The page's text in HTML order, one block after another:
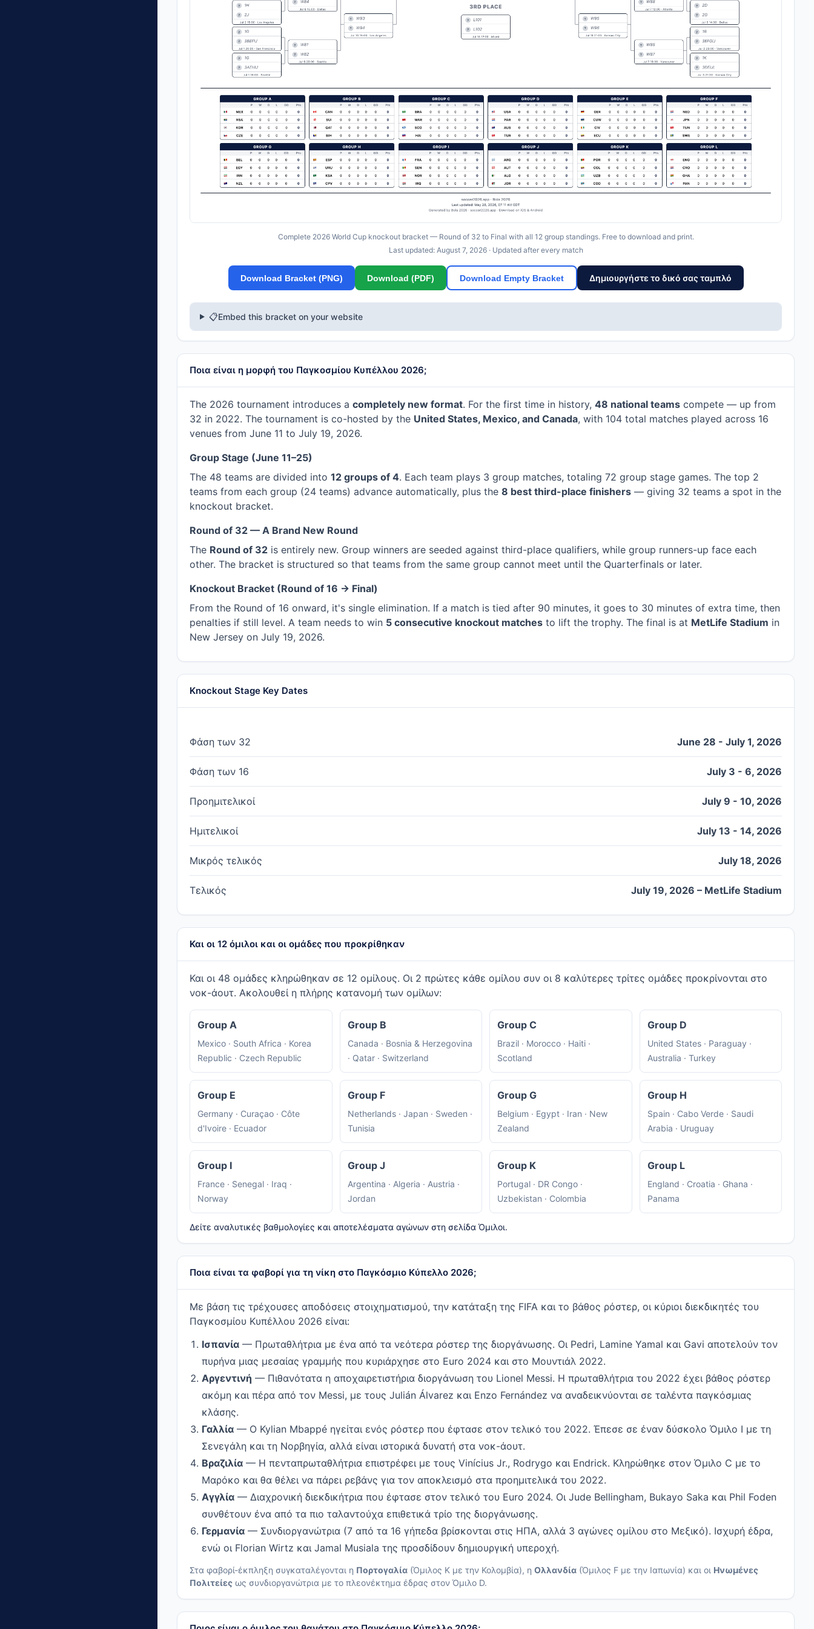
Complete 2026 World Cup knockout bracket — Round of 32 to Final with all 12 group standings. Free to download and print.
Last updated: August 7, 2026· Updated after every match
Download Bracket (PNG) Download (PDF) Download Empty Bracket Δημιουργήστε το δικό σας ταμπλό
📋Embed this bracket on your website
Ποια είναι η μορφή του Παγκοσμίου Κυπέλλου 2026;
The 2026 tournament introduces a completely new format. For the first time in history, 48 national teams compete — up from
32 in 2022. The tournament is co-hosted by the United States, Mexico, and Canada, with 104 total matches played across 16
venues from June 11 to July 19, 2026.
Group Stage (June 11–25)
The 48 teams are divided into 12 groups of 4. Each team plays 3 group matches, totaling 72 group stage games. The top 2
teams from each group (24 teams) advance automatically, plus the 8 best third-place finishers — giving 32 teams a spot in the
knockout bracket.
Round of 32 — A Brand New Round
The Round of 32 is entirely new. Group winners are seeded against third-place qualifiers, while group runners-up face each
other. The bracket is structured so that teams from the same group cannot meet until the Quarterfinals or later.
Knockout Bracket (Round of 16 → Final)
From the Round of 16 onward, it's single elimination. If a match is tied after 90 minutes, it goes to 30 minutes of extra time, then
penalties if still level. A team needs to win 5 consecutive knockout matches to lift the trophy. The final is at MetLife Stadium in
New Jersey on July 19, 2026.
Knockout Stage Key Dates
Φάση των 32 June 28 - July 1, 2026
Φάση των 16 July 3 - 6, 2026
Προημιτελικοί July 9 - 10, 2026
Ημιτελικοί July 13 - 14, 2026
Μικρός τελικός July 18, 2026
Τελικός July 19, 2026 – MetLife Stadium
Και οι 12 όμιλοι και οι ομάδες που προκρίθηκαν
Και οι 48 ομάδες κληρώθηκαν σε 12 ομίλους. Οι 2 πρώτες κάθε ομίλου συν οι 8 καλύτερες τρίτες ομάδες προκρίνονται στο
νοκ-άουτ. Ακολουθεί η πλήρης κατανομή των ομίλων:
Group A
Mexico · South Africa · Korea
Republic · Czech Republic
Group B
Canada · Bosnia & Herzegovina
· Qatar · Switzerland
Group C
Brazil · Morocco · Haiti ·
Scotland
Group D
United States · Paraguay ·
Australia · Turkey
Group E
Germany · Curaçao · Côte
d'Ivoire · Ecuador
Group F
Netherlands · Japan · Sweden ·
Tunisia
Group G
Belgium · Egypt · Iran · New
Zealand
Group H
Spain · Cabo Verde · Saudi
Arabia · Uruguay
Group I
France · Senegal · Iraq ·
Norway
Group J
Argentina · Algeria · Austria ·
Jordan
Group K
Portugal · DR Congo ·
Uzbekistan · Colombia
Group L
England · Croatia · Ghana ·
Panama
Δείτε αναλυτικές βαθμολογίες και αποτελέσματα αγώνων στη σελίδα Όμιλοι.
Ποια είναι τα φαβορί για τη νίκη στο Παγκόσμιο Κύπελλο 2026;
Με βάση τις τρέχουσες αποδόσεις στοιχηματισμού, την κατάταξη της FIFA και το βάθος ρόστερ, οι κύριοι διεκδικητές του
Παγκοσμίου Κυπέλλου 2026 είναι:
Ισπανία — Πρωταθλήτρια με ένα από τα νεότερα ρόστερ της διοργάνωσης. Οι Pedri, Lamine Yamal και Gavi αποτελούν τον
πυρήνα μιας μεσαίας γραμμής που κυριάρχησε στο Euro 2024 και στο Μουντιάλ 2022.
Αργεντινή — Πιθανότατα η αποχαιρετιστήρια διοργάνωση του Lionel Messi. Η πρωταθλήτρια του 2022 έχει βάθος ρόστερ
ακόμη και πέρα από τον Messi, με τους Julián Álvarez και Enzo Fernández να αναδεικνύονται σε ταλέντα παγκόσμιας
κλάσης.
Γαλλία — Ο Kylian Mbappé ηγείται ενός ρόστερ που έφτασε στον τελικό του 2022. Έπεσε σε έναν δύσκολο Όμιλο I με τη
Σενεγάλη και τη Νορβηγία, αλλά είναι ιστορικά δυνατή στα νοκ-άουτ.
Βραζιλία — Η πενταπρωταθλήτρια επιστρέφει με τους Vinícius Jr., Rodrygo και Endrick. Κληρώθηκε στον Όμιλο C με το
Μαρόκο και θα θέλει να πάρει ρεβάνς για τον αποκλεισμό στα προημιτελικά του 2022.
Αγγλία — Διαχρονική διεκδικήτρια που έφτασε στον τελικό του Euro 2024. Οι Jude Bellingham, Bukayo Saka και Phil Foden
συνθέτουν ένα από τα πιο ταλαντούχα επιθετικά τρίο της διοργάνωσης.
Γερμανία — Συνδιοργανώτρια (7 από τα 16 γήπεδα βρίσκονται στις ΗΠΑ, αλλά 3 αγώνες ομίλου στο Μεξικό). Ισχυρή έδρα,
ενώ οι Florian Wirtz και Jamal Musiala της προσδίδουν δημιουργική υπεροχή.
Στα φαβορί-έκπληξη συγκαταλέγονται η Πορτογαλία (Όμιλος K με την Κολομβία), η Ολλανδία (Όμιλος F με την Ιαπωνία) και οι Ηνωμένες
Πολιτείες ως συνδιοργανώτρια με το πλεονέκτημα έδρας στον Όμιλο D.